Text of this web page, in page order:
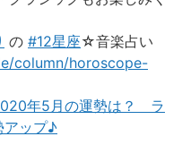
の #12星座☆音楽占い
column/horoscope-
年5月の運勢は？ ラ
アップ♪